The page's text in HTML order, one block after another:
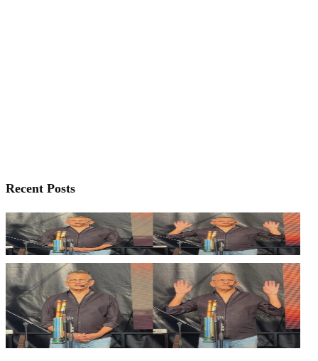
Recent Posts